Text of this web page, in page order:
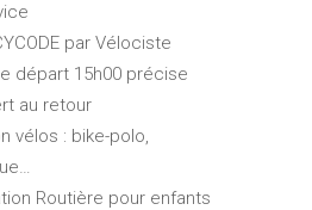
par Vélociste
départ 15h00 précise
au retour
vélos : bike-polo,
Routière pour enfants